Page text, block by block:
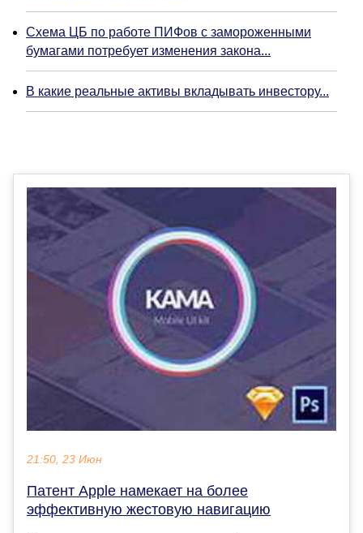
Схема ЦБ по работе ПИФов с замороженными
бумагами потребует изменения закона...
В какие реальные активы вкладывать инвестору...
21:50, 23 Июн
Патент Apple намекает на более
эффективную жестовую навигацию